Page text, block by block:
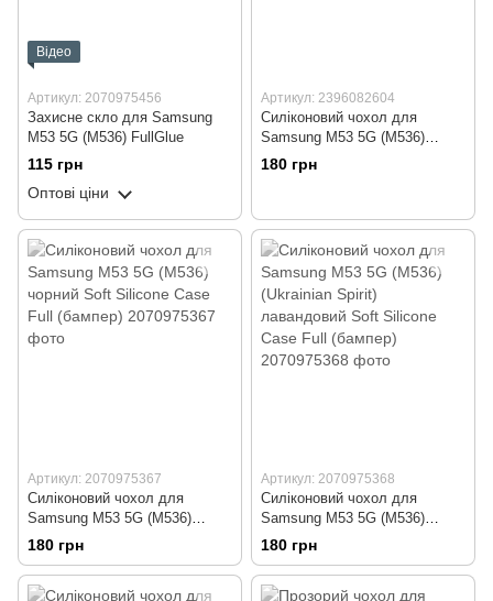
Відео
Артикул: 2070975456
Захисне скло для Samsung
M53 5G (M536) FullGlue
115 грн
Оптові ціни
Артикул: 2396082604
Силіконовий чохол для
Samsung M53 5G (M536)
темно зелений Soft Silicone
Case Full (бампер)
180 грн
Артикул: 2070975367
Силіконовий чохол для
Samsung M53 5G (M536)
чорний Soft Silicone Case Full
(бампер)
180 грн
Артикул: 2070975368
Силіконовий чохол для
Samsung M53 5G (M536)
(Ukrainian Spirit) лавандовий
Soft Silicone Case Full
(бампер)
180 грн